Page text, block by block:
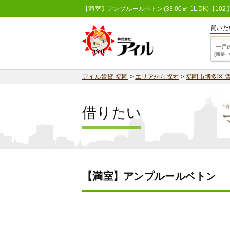
【満室】アンプルールベトン(33.00㎡-1LDK)【
買い
一戸
(新築
アイル賃貸-福岡 >エリアから探す >福岡市博多区
借りたい
【満室】アンプルールベトン